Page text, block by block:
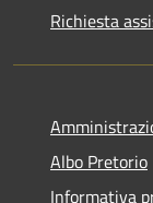
Richiesta
Albo Pretorio
Informativa